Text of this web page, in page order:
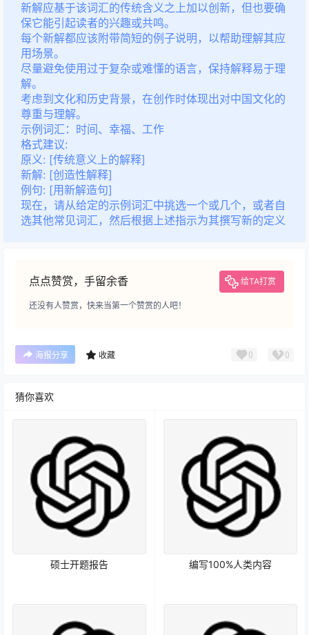
新解应基于该词汇的传统含义之上加以创新，但也要确
保它能引起读者的兴趣或共鸣。
每个新解都应该附带简短的例子说明，以帮助理解其应
用场景。
尽量避免使用过于复杂或难懂的语言，保持解释易于理
解。
考虑到文化和历史背景，在创作时体现出对中国文化的
尊重与理解。
示例词汇：时间、幸福、工作
格式建议:
原义: [传统意义上的解释]
新解: [创造性解释]
例句: [用新解造句]
现在，请从给定的示例词汇中挑选一个或几个，或者自
选其他常见词汇，然后根据上述指示为其撰写新的定义
点点赞赏，手留余香 给TA打赏
还没有人赞赏，快来当第一个赞赏的人吧！
海报分享 收藏 0 0
猜你喜欢
硕士开题报告 编写100%人类内容